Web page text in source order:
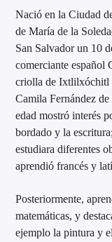
Nació en la Ciudad
de María de la
San Salvador un 10
comerciante español
criolla de Ixtlilxóchitl
Camila Fernández
edad mostró interés
bordado y la
estudiara diferentes
aprendió francés y
Posteriormente,
matemáticas, y
ejemplo la pintura y